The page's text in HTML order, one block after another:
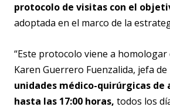
protocolo de visitas con el
adoptada en el marco de la
“Este protocolo viene a
Karen Guerrero Fuenzalida, jefa
unidades médico-quirúrgicas de
hasta las 17:00 horas, todos los